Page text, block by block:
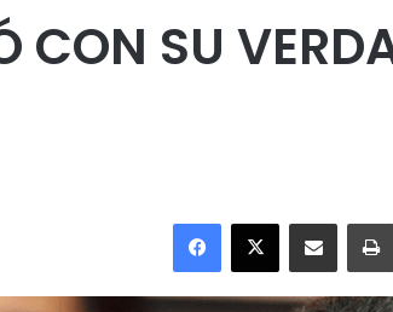
CON SU
Facebook
X Enviar vía email